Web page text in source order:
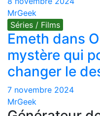
MrGeek
Séries / Films
Emeth dans
mystère qui
changer le
7 novembre 2024
MrGeek